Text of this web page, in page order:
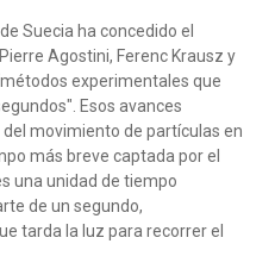
Suecia ha concedido el
Pierre Agostini, Ferenc Krausz y
experimentales que
". Esos avances
movimiento de partículas en
más breve captada por el
una unidad de tiempo
de un segundo,
tarda la luz para recorrer el